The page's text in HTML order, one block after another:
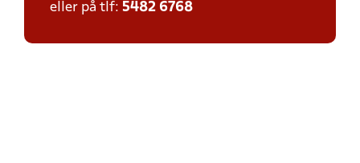
eller på tlf: 5482 6768